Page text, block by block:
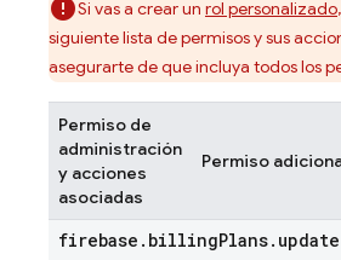
Si vas a crear un rol personalizado
siguiente lista de permisos y sus
asegurarte de que incluya todos los
Permiso de
administración
y acciones
asociadas
Permiso
firebase . billingPlans. update